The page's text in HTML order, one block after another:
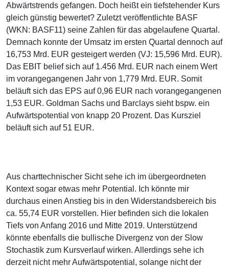
Abwärtstrends gefangen. Doch heißt ein tiefstehender Kurs
gleich günstig bewertet? Zuletzt veröffentlichte BASF
(WKN: BASF11) seine Zahlen für das abgelaufene Quartal.
Demnach konnte der Umsatz im ersten Quartal dennoch auf
16,753 Mrd. EUR gesteigert werden (VJ: 15,596 Mrd. EUR).
Das EBIT belief sich auf 1.456 Mrd. EUR nach einem Wert
im vorangegangenen Jahr von 1,779 Mrd. EUR. Somit
beläuft sich das EPS auf 0,96 EUR nach vorangegangenen
1,53 EUR. Goldman Sachs und Barclays sieht bspw. ein
Aufwärtspotential von knapp 20 Prozent. Das Kursziel
beläuft sich auf 51 EUR.
Aus charttechnischer Sicht sehe ich im übergeordneten
Kontext sogar etwas mehr Potential. Ich könnte mir
durchaus einen Anstieg bis in den Widerstandsbereich bis
ca. 55,74 EUR vorstellen. Hier befinden sich die lokalen
Tiefs von Anfang 2016 und Mitte 2019. Unterstützend
könnte ebenfalls die bullische Divergenz von der Slow
Stochastik zum Kursverlauf wirken. Allerdings sehe ich
derzeit nicht mehr Aufwärtspotential, solange nicht der